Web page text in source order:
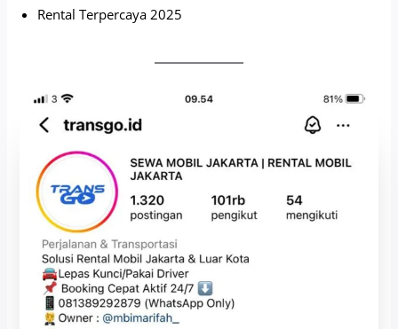
Rental Terpercaya 2025